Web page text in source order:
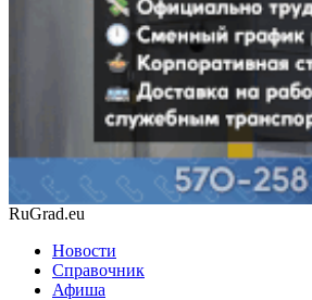
RuGrad.eu
Новости
Справочник
Афиша